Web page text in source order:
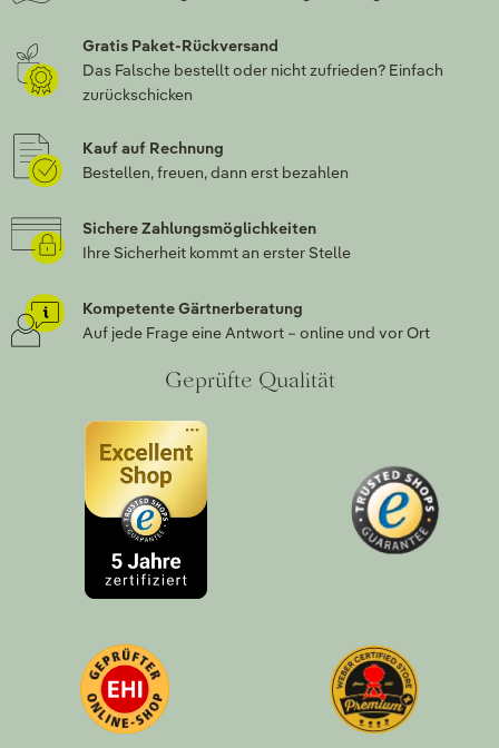
Gratis Paket-Rückversand
Das Falsche bestellt oder nicht zufrieden? Einfach
zurückschicken
Kauf auf Rechnung
Bestellen, freuen, dann erst bezahlen
Sichere Zahlungsmöglichkeiten
Ihre Sicherheit kommt an erster Stelle
Kompetente Gärtnerberatung
Auf jede Frage eine Antwort – online und vor Ort
Geprüfte Qualität